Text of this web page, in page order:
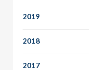
2019
2018
2017